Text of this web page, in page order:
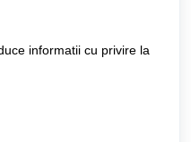
informatii cu privire la